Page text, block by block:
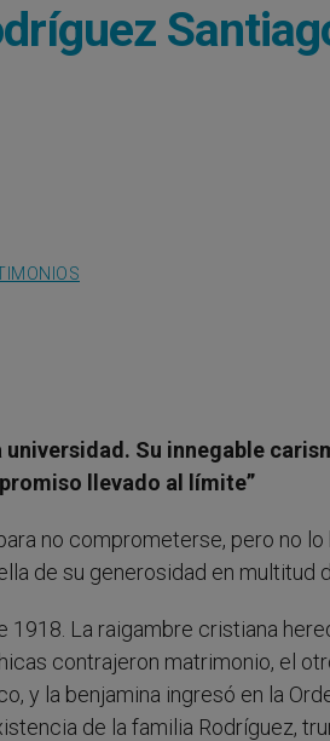
universidad. Su innegable
llevado al límite”
no comprometerse, pero no lo
de su generosidad en multitud
1918. La raigambre cristiana
contrajeron matrimonio, el
y la benjamina ingresó en la
de la familia Rodríguez,